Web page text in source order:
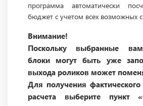
программа автоматически
бюджет с учетом всех возможных
Внимание!
Поскольку выбранные
блоки могут быть уже
выхода роликов может
Для получения
расчета выберите пункт